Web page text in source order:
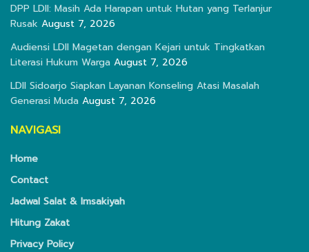
DPP LDII: Masih Ada Harapan untuk Hutan yang Terlanjur
Rusak August 7, 2026
Audiensi LDII Magetan dengan Kejari untuk Tingkatkan
Literasi Hukum Warga August 7, 2026
LDII Sidoarjo Siapkan Layanan Konseling Atasi Masalah
Generasi Muda August 7, 2026
NAVIGASI
Home
Contact
Jadwal Salat & Imsakiyah
Hitung Zakat
Privacy Policy